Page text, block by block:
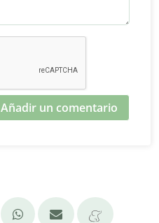
Añadir un comentario